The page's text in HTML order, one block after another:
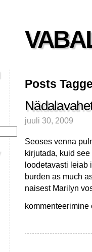
Posts
juuli 30, 2009
Seoses venna
kirjutada, kuid
loodetavasti leiab
burden as much
naisest Marilyn
Nädalavahetuse